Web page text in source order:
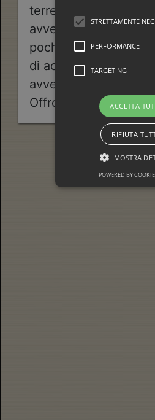
terre, sono un
avventuriero e
poche monete a
di accompagnarmi in
avventura in questo
Offro un minimo di
STRETTAMENTE
PERFORMANCE
TARGETING
ACCETTA
RIFIUTA
MOSTRA
POWERED BY